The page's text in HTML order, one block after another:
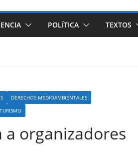
POLÍTICA TEXTOS
DERECHOS MEDIOAMBIENTALES
TURISMO
a organizadores